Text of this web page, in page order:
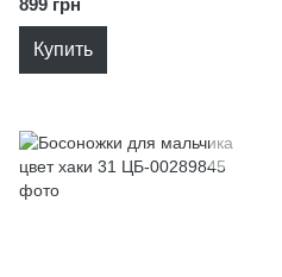
899 грн
Купить